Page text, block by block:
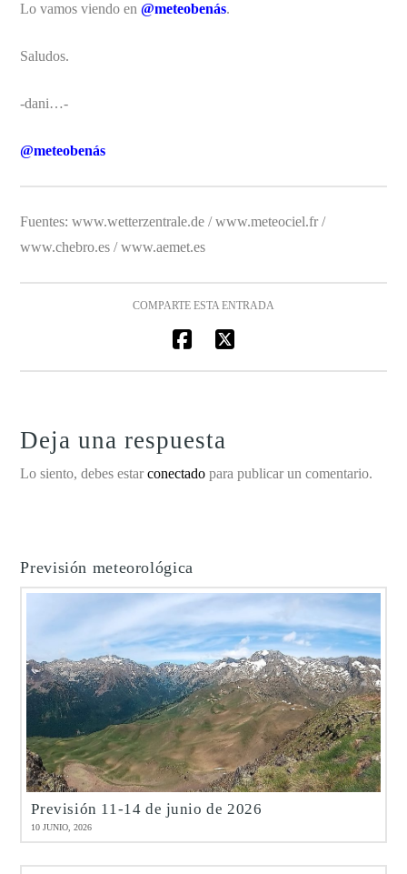
Lo vamos viendo en@meteobenás.
Saludos.
-dani…-
@meteobenás
Fuentes: www.wetterzentrale.de / www.meteociel.fr /
www.chebro.es / www.aemet.es
COMPARTE ESTA ENTRADA
Deja una respuesta
Lo siento, debes estarconectado para publicar un comentario.
Previsión meteorológica
Previsión 11-14 de junio de 2026
10 JUNIO, 2026